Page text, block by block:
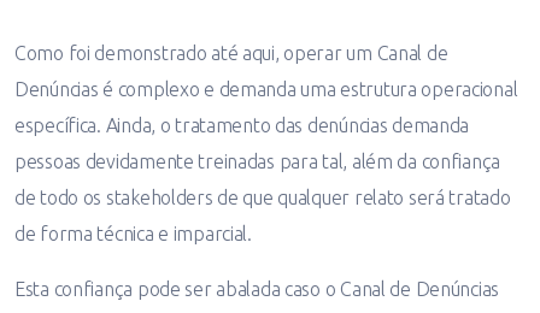
Como foi demonstrado até aqui, operar um Canal de
Denúncias é complexo e demanda uma estrutura operacional
específica. Ainda, o tratamento das denúncias demanda
pessoas devidamente treinadas para tal, além da confiança
de todo os stakeholders de que qualquer relato será tratado
de forma técnica e imparcial.
Esta confiança pode ser abalada caso o Canal de Denúncias